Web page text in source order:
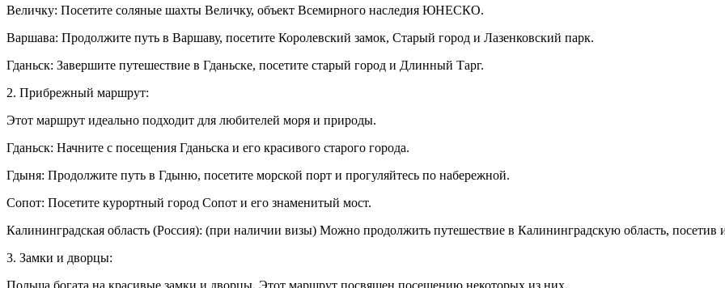
Величку: Посетите соляные шахты Величку, объект Всемирного наследия ЮНЕСКО.
Варшава: Продолжите путь в Варшаву, посетите Королевский замок, Старый город и Лазенковский парк.
Гданьск: Завершите путешествие в Гданьске, посетите старый город и Длинный Тарг.
2. Прибрежный маршрут:
Этот маршрут идеально подходит для любителей моря и природы.
Гданьск: Начните с посещения Гданьска и его красивого старого города.
Гдыня: Продолжите путь в Гдыню, посетите морской порт и прогуляйтесь по набережной.
Сопот: Посетите курортный город Сопот и его знаменитый мост.
Калининградская область (Россия): (при наличии визы) Можно продолжить путешествие в Калининградскую область,
3. Замки и дворцы:
Польша богата на красивые замки и дворцы. Этот маршрут посвящен посещению некоторых из них.